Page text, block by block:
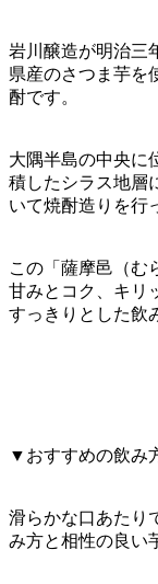
岩川醸造が明治三
県産のさつま芋を
酎です。
大隅半島の中央に
積したシラス地層
いて焼酎造りを行
この「薩摩邑（む
甘みとコク、キリ
すっきりとした飲
▼おすすめの飲み
滑らかな口あたり
み方と相性の良い